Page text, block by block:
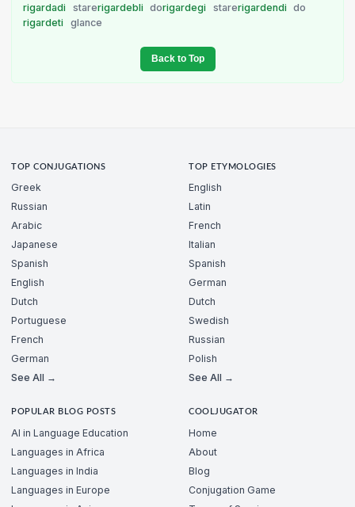
rigardadi
starerigardebli dorigardegi starerigardendi
do
rigardeti
glance
Back to Top
TOP CONJUGATIONS
Greek
Russian
Arabic
Japanese
Spanish
English
Dutch
Portuguese
French
German
See All →
TOP ETYMOLOGIES
English
Latin
French
Italian
Spanish
German
Dutch
Swedish
Russian
Polish
See All →
POPULAR BLOG POSTS
AI in Language Education
Languages in Africa
Languages in India
Languages in Europe
COOLJUGATOR
Home
About
Blog
Conjugation Game